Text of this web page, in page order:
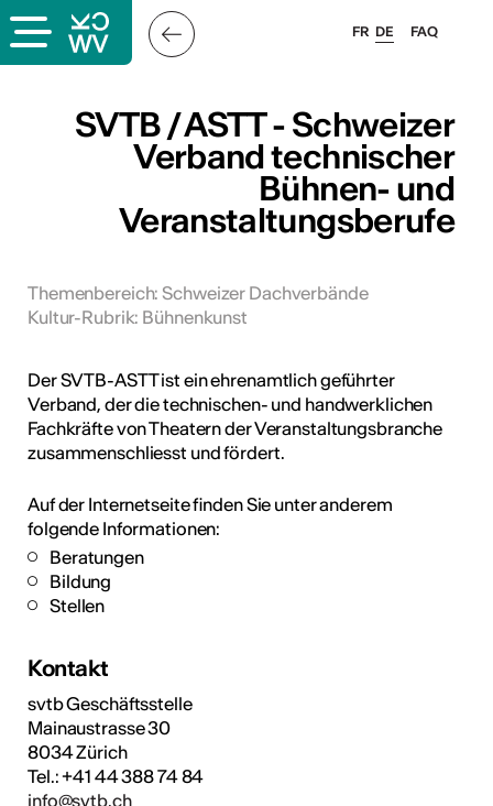
FAQ
FR DE
SVTB / ASTT - Schweizer
Verband technischer
Bühnen- und
Veranstaltungsberufe
Themenbereich: Schweizer Dachverbände
Kultur-Rubrik: Bühnenkunst
Der SVTB-ASTT ist ein ehrenamtlich geführter
Verband, der die technischen- und handwerklichen
Fachkräfte von Theatern der Veranstaltungsbranche
zusammenschliesst und fördert.
Auf der Internetseite finden Sie unter anderem
folgende Informationen:
Beratungen
Bildung
Stellen
Kontakt
svtb Geschäftsstelle
Mainaustrasse 30
8034 Zürich
Tel.: +41 44 388 74 84
info@svtb.ch